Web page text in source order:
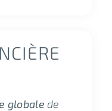
globale de